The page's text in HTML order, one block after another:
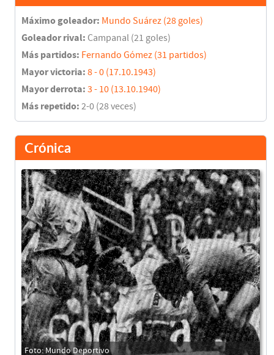
Máximo goleador: Mundo Suárez (28 goles)
Goleador rival: Campanal (21 goles)
Más partidos: Fernando Gómez (31 partidos)
Mayor victoria: 8 - 0 (17.10.1943)
Mayor derrota: 3 - 10 (13.10.1940)
Más repetido: 2-0 (28 veces)
Crónica